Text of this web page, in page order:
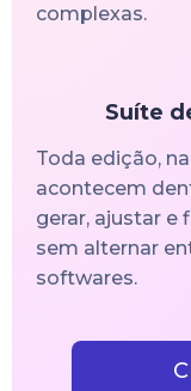
complexas.
Suíte
Toda edição,
acontecem
gerar, ajustar e
sem alternar
softwares.